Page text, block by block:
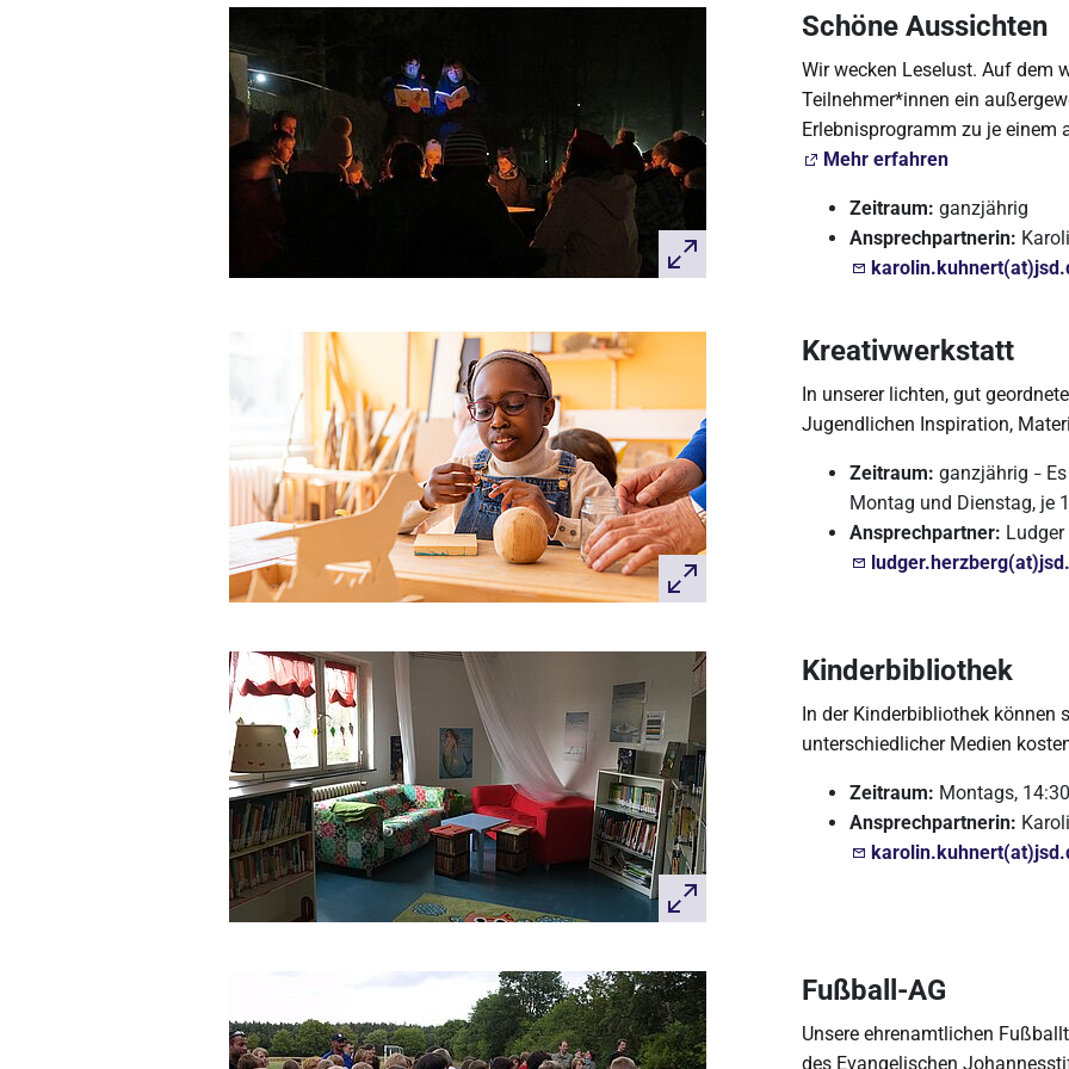
Schöne Aussichten
Wir wecken Leselust. Auf dem
Teilnehmer*innen ein
Erlebnisprogramm zu je einem
Mehr erfahren
Zeitraum: ganzjährig
Ansprechpartnerin:
Kreativwerkstatt
In unserer lichten, gut
Jugendlichen Inspiration,
Zeitraum: ganzjährig –
Montag und Dienstag, je
Ansprechpartner: Ludger
Kinderbibliothek
In der Kinderbibliothek können
unterschiedlicher Medien
Zeitraum: Montags, 14:30
Ansprechpartnerin:
Fußball-AG
Unsere ehrenamtlichen
des Evangelischen